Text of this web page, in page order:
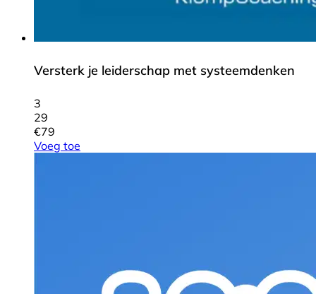
Versterk je leiderschap met systeemdenken
3
29
€79
Voeg toe